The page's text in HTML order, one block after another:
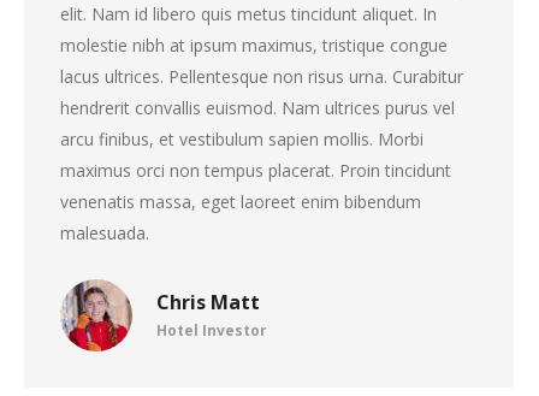
Chris Matt
Hotel Investor
elit. Nam id libero quis metus tincidunt aliquet. In
molestie nibh at ipsum maximus, tristique congue
lacus ultrices. Pellentesque non risus urna. Curabitur
hendrerit convallis euismod. Nam ultrices purus vel
arcu finibus, et vestibulum sapien mollis. Morbi
maximus orci non tempus placerat. Proin tincidunt
venenatis massa, eget laoreet enim bibendum
malesuada.